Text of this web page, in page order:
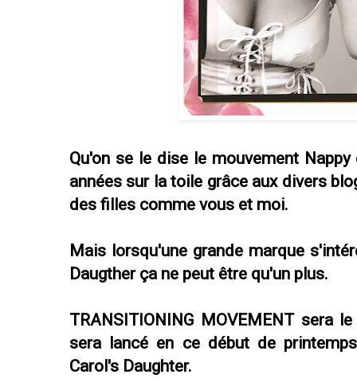
Qu'on se le dise le mouvement
années sur la toile grâce aux divers
des filles comme vous et moi.
Mais lorsqu'une grande marque
Daugther ça ne peut être qu'un plus.
TRANSITIONING MOVEMENT sera
sera lancé en ce début de
Carol's Daughter.